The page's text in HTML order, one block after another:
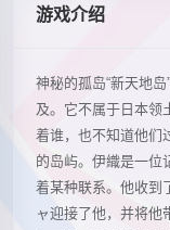
游戏介绍
神秘的孤岛“新天地
及。它不属于日本领
着谁，也不知道他们
的岛屿。伊織是一位
着某种联系。他收到
ャ迎接了他，并将他